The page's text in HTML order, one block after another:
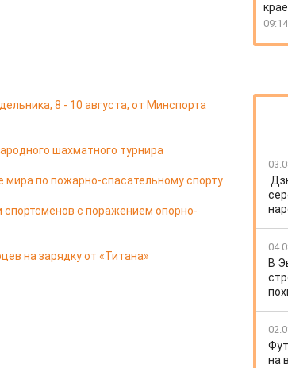
8 - 10 августа, от Минспорта
шахматного турнира
по пожарно-спасательному спорту
с поражением опорно-
на зарядку от «Титана»
крае
В
на